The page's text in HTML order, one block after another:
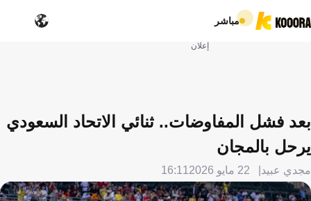
مباشر
إعلان
بعد فشل المفاوضات.. ثنائي الاتحاد السعودي
يرحل بالمجان
مجدي عبيد 22 مايو 2026 16:11